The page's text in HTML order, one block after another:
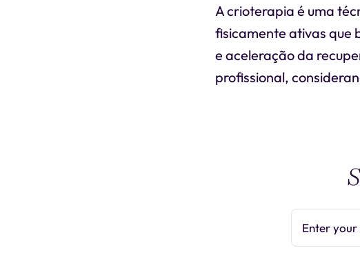
A crioterapia é uma
fisicamente ativas que
e aceleração da
profissional,
Enter your